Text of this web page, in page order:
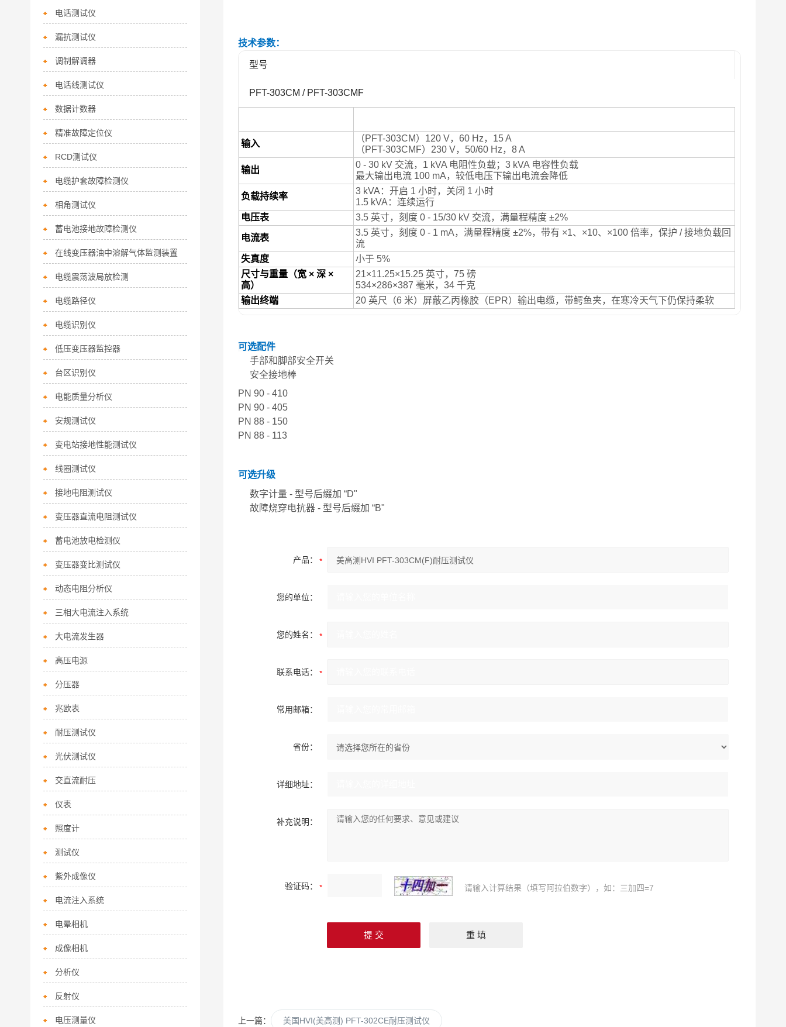
技术参数：
型号
PFT-303CM / PFT-303CMF
输入
（PFT-303CM）120 V，60 Hz，15 A
（PFT-303CMF）230 V，50/60 Hz，8 A
输出
0 - 30 kV 交流，1 kVA 电阻性负载；3 kVA 电容性负载
最大输出电流 100 mA，较低电压下输出电流会降低
负载持续率
3 kVA：开启 1 小时，关闭 1 小时
1.5 kVA：连续运行
电压表
3.5 英寸，刻度 0 - 15/30 kV 交流，满量程精度 ±2%
电流表
3.5 英寸，刻度 0 - 1 mA，满量程精度 ±2%，带有 ×1、×10、×100 倍率，保护 / 接地负载回
流
失真度
小于 5%
尺寸与重量（宽 × 深 ×
高）
21×11.25×15.25 英寸，75 磅
534×286×387 毫米，34 千克
输出终端
20 英尺（6 米）屏蔽乙丙橡胶（EPR）输出电缆，带鳄鱼夹，在寒冷天气下仍保持柔软
可选配件
手部和脚部安全开关
安全接地棒
PN 90 - 410
PN 90 - 405
PN 88 - 150
PN 88 - 113
可选升级
数字计量 - 型号后缀加 “D"
故障烧穿电抗器 - 型号后缀加 “B"
产品：
您的单位：
您的姓名：
联系电话：
常用邮箱：
省份：
详细地址：
补充说明：
验证码： 请输入计算结果（填写阿拉伯数字），如：三加四=7
上一篇： 美国HVI(美高测) PFT-302CE耐压测试仪
电话测试仪
漏抗测试仪
调制解调器
电话线测试仪
数据计数器
精准故障定位仪
RCD测试仪
电缆护套故障检测仪
相角测试仪
蓄电池接地故障检测仪
在线变压器油中溶解气体监测装置
电缆震荡波局放检测
电缆路径仪
电缆识别仪
低压变压器监控器
台区识别仪
电能质量分析仪
安规测试仪
变电站接地性能测试仪
线圈测试仪
接地电阻测试仪
变压器直流电阻测试仪
蓄电池放电检测仪
变压器变比测试仪
动态电阻分析仪
三相大电流注入系统
大电流发生器
高压电源
分压器
兆欧表
耐压测试仪
光伏测试仪
交直流耐压
仪表
照度计
测试仪
紫外成像仪
电流注入系统
电晕相机
成像相机
分析仪
反射仪
电压测量仪